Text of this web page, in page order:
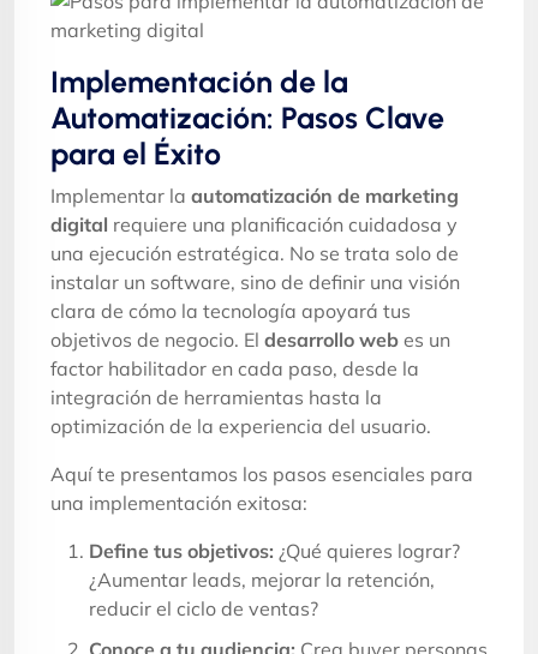
Implementación de la
Automatización: Pasos Clave
para el Éxito
Implementar la automatización de marketing
digital requiere una planificación cuidadosa y
una ejecución estratégica. No se trata solo de
instalar un software, sino de definir una visión
clara de cómo la tecnología apoyará tus
objetivos de negocio. El desarrollo web es un
factor habilitador en cada paso, desde la
integración de herramientas hasta la
optimización de la experiencia del usuario.
Aquí te presentamos los pasos esenciales para
una implementación exitosa:
Define tus objetivos: ¿Qué quieres lograr?
¿Aumentar leads, mejorar la retención,
reducir el ciclo de ventas?
Conoce a tu audiencia: Crea buyer personas